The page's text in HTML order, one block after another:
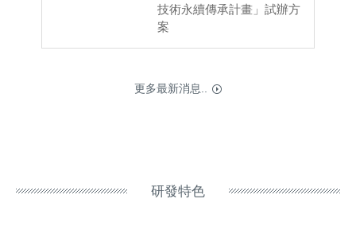
技術永續傳承計畫」試辦方
案
更多最新消息..
研發特色